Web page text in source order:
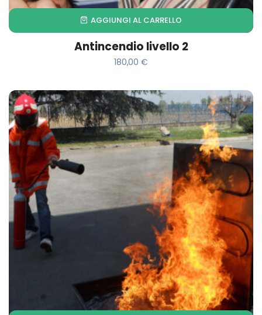
AGGIUNGI AL CARRELLO
Antincendio livello 2
180,00€